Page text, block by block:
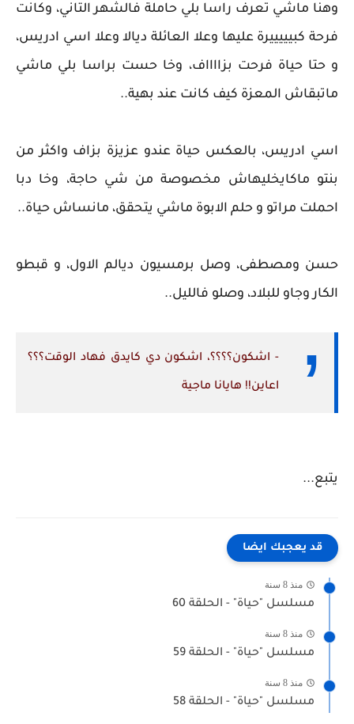
وهنا ماشي تعرف راسا بلي حاملة فالشهر التاني، وكانت
فرحة كبيييييرة عليها وعلا العائلة ديالا وعلا اسي ادريس،
و حتا حياة فرحت بزااااف، وخا حست براسا بلي ماشي
ماتبقاش المعزة كيف كانت عند بهية..
اسي ادريس، بالعكس حياة عندو عزيزة بزاف واكثر من
بنتو ماكايخليهاش مخصوصة من شي حاجة، وخا دبا
احملت مراتو و حلم الابوة ماشي يتحقق، مانساش حياة..
حسن ومصطفى، وصل برمسيون ديالم الاول، و قبطو
الكار وجاو للبلاد، وصلو فالليل..
- اشكون؟؟؟؟، اشكون دي كايدق فهاد الوقت؟؟؟
اعاين!! هايانا ماجية
يتبع...
قد يعجبك ايضا
منذ 8 سنة
مسلسل "حياة" - الحلقة 60
منذ 8 سنة
مسلسل "حياة" - الحلقة 59
منذ 8 سنة
مسلسل "حياة" - الحلقة 58